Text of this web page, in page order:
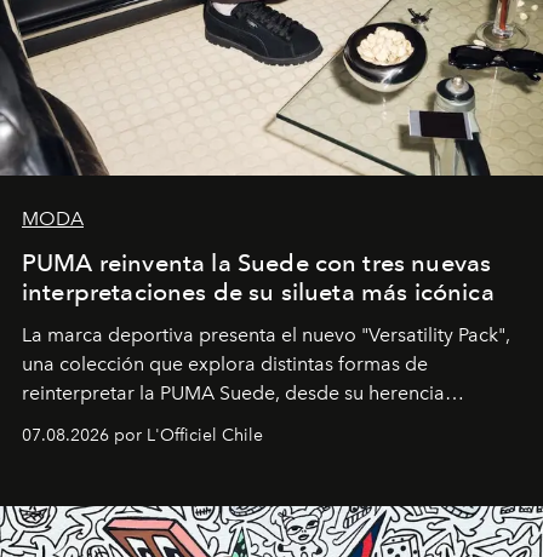
MODA
PUMA reinventa la Suede con tres nuevas
interpretaciones de su silueta más icónica
La marca deportiva presenta el nuevo "Versatility Pack",
una colección que explora distintas formas de
reinterpretar la PUMA Suede, desde su herencia
deportiva hasta una mirada moderna inspirada en el
diseño y el universo outdoor.
07.08.2026 por L'Officiel Chile